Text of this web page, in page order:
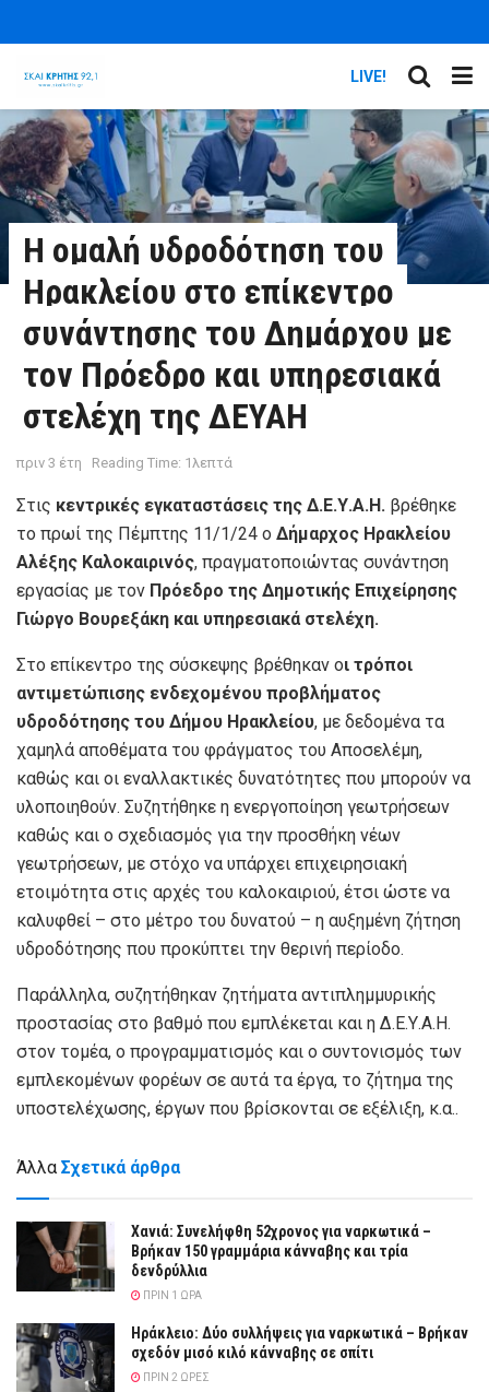
LIVE!
Η ομαλή υδροδότηση του
Ηρακλείου στο επίκεντρο
συνάντησης του Δημάρχου με
τον Πρόεδρο και υπηρεσιακά
στελέχη της ΔΕΥΑΗ
πριν 3 έτη Reading Time: 1λεπτά
Στις κεντρικές εγκαταστάσεις της Δ.Ε.Υ.Α.Η. βρέθηκε
το πρωί της Πέμπτης 11/1/24 ο Δήμαρχος Ηρακλείου
Αλέξης Καλοκαιρινός, πραγματοποιώντας συνάντηση
εργασίας με τον Πρόεδρο της Δημοτικής Επιχείρησης
Γιώργο Βουρεξάκη και υπηρεσιακά στελέχη.
Στο επίκεντρο της σύσκεψης βρέθηκαν οι τρόποι
αντιμετώπισης ενδεχομένου προβλήματος
υδροδότησης του Δήμου Ηρακλείου, με δεδομένα τα
χαμηλά αποθέματα του φράγματος του Αποσελέμη,
καθώς και οι εναλλακτικές δυνατότητες που μπορούν να
υλοποιηθούν. Συζητήθηκε η ενεργοποίηση γεωτρήσεων
καθώς και ο σχεδιασμός για την προσθήκη νέων
γεωτρήσεων, με στόχο να υπάρχει επιχειρησιακή
ετοιμότητα στις αρχές του καλοκαιριού, έτσι ώστε να
καλυφθεί – στο μέτρο του δυνατού – η αυξημένη ζήτηση
υδροδότησης που προκύπτει την θερινή περίοδο.
Παράλληλα, συζητήθηκαν ζητήματα αντιπλημμυρικής
προστασίας στο βαθμό που εμπλέκεται και η Δ.Ε.Υ.Α.Η.
στον τομέα, ο προγραμματισμός και ο συντονισμός των
εμπλεκομένων φορέων σε αυτά τα έργα, το ζήτημα της
υποστελέχωσης, έργων που βρίσκονται σε εξέλιξη, κ.α..
Άλλα Σχετικά άρθρα
Χανιά: Συνελήφθη 52χρονος για ναρκωτικά –
Βρήκαν 150 γραμμάρια κάνναβης και τρία
δενδρύλλια
ΠΡΙΝ 1 ΏΡΑ
Ηράκλειο: Δύο συλλήψεις για ναρκωτικά – Βρήκαν
σχεδόν μισό κιλό κάνναβης σε σπίτι
ΠΡΙΝ 2 ΏΡΕΣ